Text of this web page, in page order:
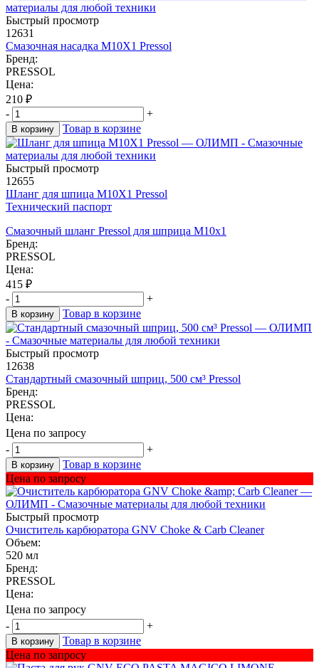
Быстрый просмотр
12631
Смазочная насадка М10X1 Pressol
Бренд:
PRESSOL
Цена:
210 ₽
-
+
В корзину Товар в корзине
Быстрый просмотр
12655
Шланг для шпица M10X1 Pressol
Технический паспорт
Смазочный шланг Pressol для шприца М10x1
Бренд:
PRESSOL
Цена:
415 ₽
-
+
В корзину Товар в корзине
Быстрый просмотр
12638
Стандартный смазочный шприц, 500 см³ Pressol
Бренд:
PRESSOL
Цена:
Цена по запросу
-
+
В корзину
Товар в корзине
Цена по запросу
Быстрый просмотр
Очиститель карбюратора GNV Choke & Carb Cleaner
Объем:
520 мл
Бренд:
PRESSOL
Цена:
Цена по запросу
-
+
В корзину
Товар в корзине
Цена по запросу